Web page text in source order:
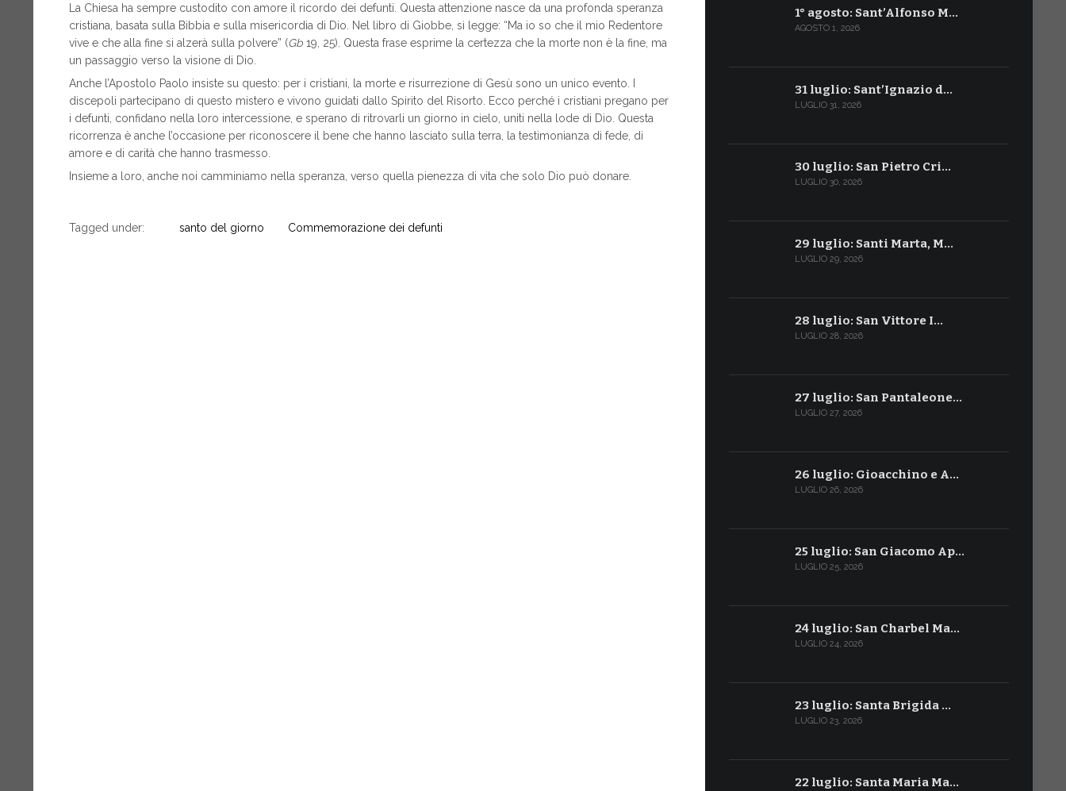
La Chiesa ha sempre custodito con amore il ricordo dei defunti. Questa attenzione nasce da una profonda speranza
cristiana, basata sulla Bibbia e sulla misericordia di Dio. Nel libro di Giobbe, si legge: “Ma io so che il mio Redentore
vive e che alla fine si alzerà sulla polvere” (Gb 19, 25). Questa frase esprime la certezza che la morte non è la fine, ma
un passaggio verso la visione di Dio.
Anche l’Apostolo Paolo insiste su questo: per i cristiani, la morte e risurrezione di Gesù sono un unico evento. I
discepoli partecipano di questo mistero e vivono guidati dallo Spirito del Risorto. Ecco perché i cristiani pregano per
i defunti, confidano nella loro intercessione, e sperano di ritrovarli un giorno in cielo, uniti nella lode di Dio. Questa
ricorrenza è anche l’occasione per riconoscere il bene che hanno lasciato sulla terra, la testimonianza di fede, di
amore e di carità che hanno trasmesso.
Insieme a loro, anche noi camminiamo nella speranza, verso quella pienezza di vita che solo Dio può donare.
Tagged under: santo del giorno Commemorazione dei defunti
1° agosto: Sant’Alfonso M…
AGOSTO 1, 2026
31 luglio: Sant’Ignazio d…
LUGLIO 31, 2026
30 luglio: San Pietro Cri…
LUGLIO 30, 2026
29 luglio: Santi Marta, M…
LUGLIO 29, 2026
28 luglio: San Vittore I…
LUGLIO 28, 2026
27 luglio: San Pantaleone…
LUGLIO 27, 2026
26 luglio: Gioacchino e A…
LUGLIO 26, 2026
25 luglio: San Giacomo Ap…
LUGLIO 25, 2026
24 luglio: San Charbel Ma…
LUGLIO 24, 2026
23 luglio: Santa Brigida …
LUGLIO 23, 2026
22 luglio: Santa Maria Ma…